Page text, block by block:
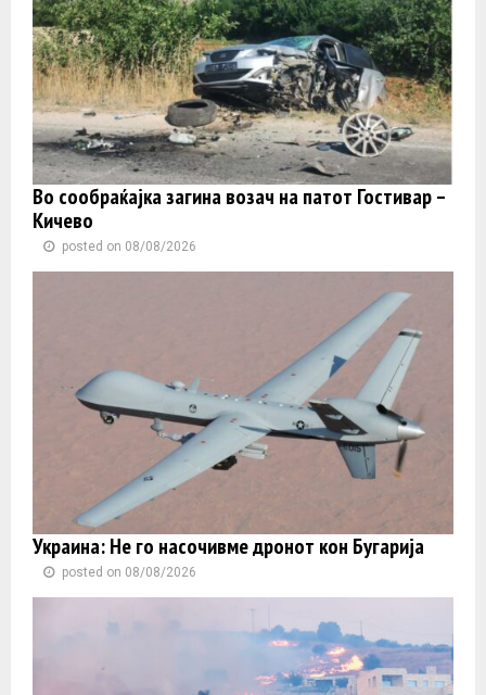
Во сообраќајка загина возач на патот Гостивар –
Кичево
posted on 08/08/2026
Украина: Не го насочивме дронот кон Бугарија
posted on 08/08/2026